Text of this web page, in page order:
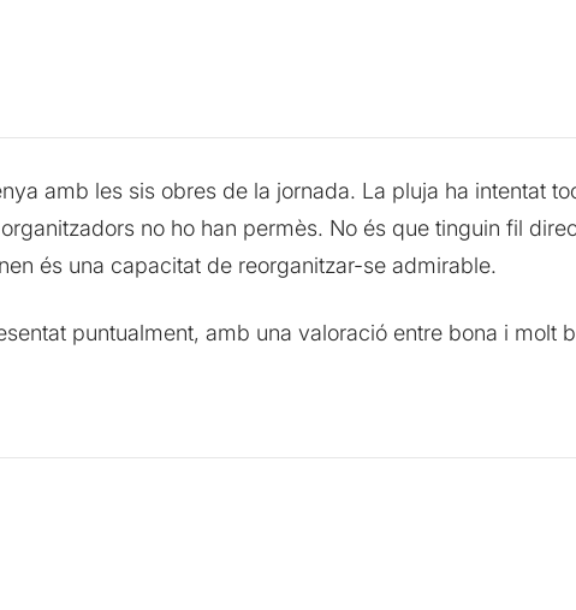
amb les sis obres de la jornada. La pluja ha intentat
no ho han permès. No és que tinguin fil
és una capacitat de reorganitzar-se admirable.
puntualment, amb una valoració entre bona i molt